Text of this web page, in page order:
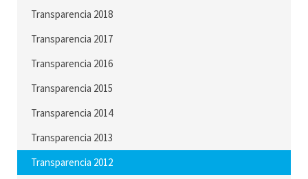
Transparencia 2018
Transparencia 2017
Transparencia 2016
Transparencia 2015
Transparencia 2014
Transparencia 2013
Transparencia 2012